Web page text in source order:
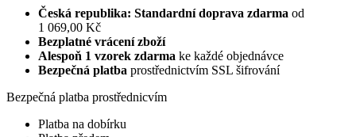
Česká republika: Standardní doprava zdarma od
1 069,00 Kč
Bezplatné vrácení zboží
Alespoň 1 vzorek zdarma ke každé objednávce
Bezpečná platba prostřednictvím SSL šifrování
Bezpečná platba prostřednicvím
Platba na dobírku